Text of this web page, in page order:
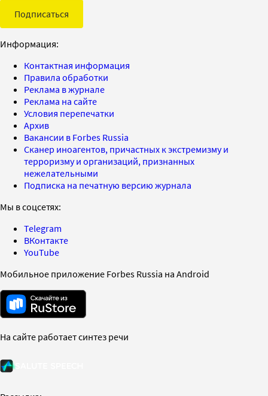
Подписаться
Информация:
Контактная информация
Правила обработки
Реклама в журнале
Реклама на сайте
Условия перепечатки
Архив
Вакансии в Forbes Russia
Сканер иноагентов, причастных к экстремизму и
терроризму и организаций, признанных
нежелательными
Подписка на печатную версию журнала
Мы в соцсетях:
Telegram
ВКонтакте
YouTube
Мобильное приложение Forbes Russia на Android
На сайте работает синтез речи